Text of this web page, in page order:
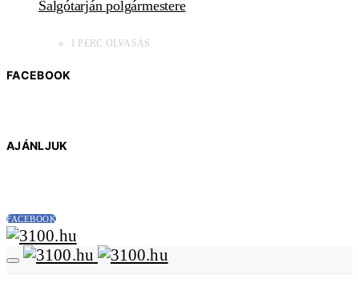
Salgótarján polgármestere
1 PERC OLVASÁS
FACEBOOK
AJÁNLJUK
FACEBOOK